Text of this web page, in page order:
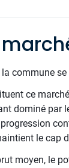
commune
ce
dominé par
le cap
moyen, le